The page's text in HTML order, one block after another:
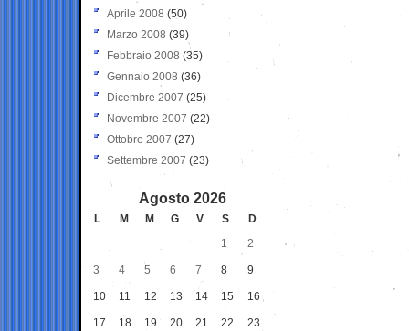
Aprile 2008 (50)
Marzo 2008 (39)
Febbraio 2008 (35)
Gennaio 2008 (36)
Dicembre 2007 (25)
Novembre 2007 (22)
Ottobre 2007 (27)
Settembre 2007 (23)
Agosto 2026
L M M G V S
D
1
2
3 4 5 6 7 8 9
10 11 12 13 14 15 16
17 18 19 20 21 22 23